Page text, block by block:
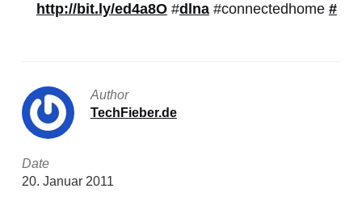
http://bit.ly/ed4a8O#dlna#connectedhome #
Author
TechFieber.de
Date
20. Januar 2011